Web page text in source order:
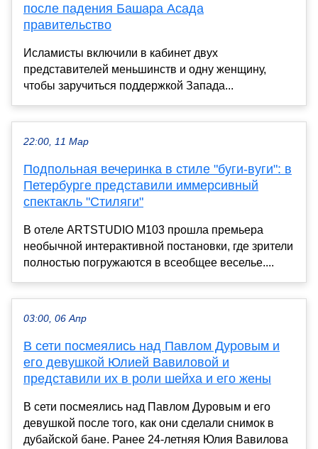
после падения Башара Асада
правительство
Исламисты включили в кабинет двух
представителей меньшинств и одну женщину,
чтобы заручиться поддержкой Запада...
22:00, 11 Мар
Подпольная вечеринка в стиле "буги-вуги": в
Петербурге представили иммерсивный
спектакль "Стиляги"
В отеле ARTSTUDIO M103 прошла премьера
необычной интерактивной постановки, где зрители
полностью погружаются в всеобщее веселье....
03:00, 06 Апр
В сети посмеялись над Павлом Дуровым и
его девушкой Юлией Вавиловой и
представили их в роли шейха и его жены
В сети посмеялись над Павлом Дуровым и его
девушкой после того, как они сделали снимок в
дубайской бане. Ранее 24-летняя Юлия Вавилова